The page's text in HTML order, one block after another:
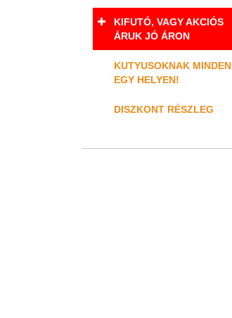
KIFUTÓ, VAGY AKCIÓS
ÁRUK JÓ ÁRON
KUTYUSOKNAK MINDEN
EGY HELYEN!
DISZKONT RÉSZLEG